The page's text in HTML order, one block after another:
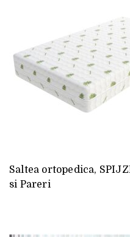
Saltea ortopedica,
si Pareri